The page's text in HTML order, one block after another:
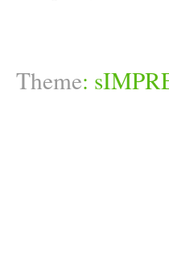
Theme: